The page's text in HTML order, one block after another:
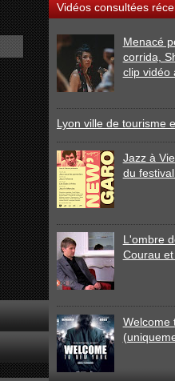
Vidéos consultées
Menacé
corrida,
clip vidéo
Lyon ville de tourisme
Jazz à
du
L'ombre
Courau
Welcome